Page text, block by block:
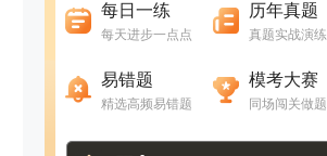
每日一练
每天进步一点点
历年真题
真题实战演练
易错题
精选高频易错题
模考大赛
同场闯关做题